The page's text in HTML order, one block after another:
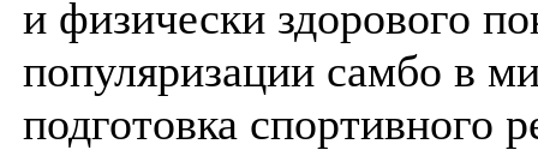
и физически здорового
популяризации самбо в
подготовка спортивного